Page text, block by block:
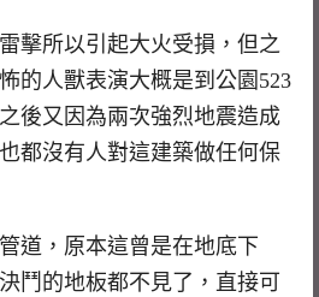
擊所以引起大火受損，但之
的人獸表演大概是到公園523
後又因為兩次強烈地震造成
都沒有人對這建築做任何保
道，原本這曾是在地底下
鬥的地板都不見了，直接可